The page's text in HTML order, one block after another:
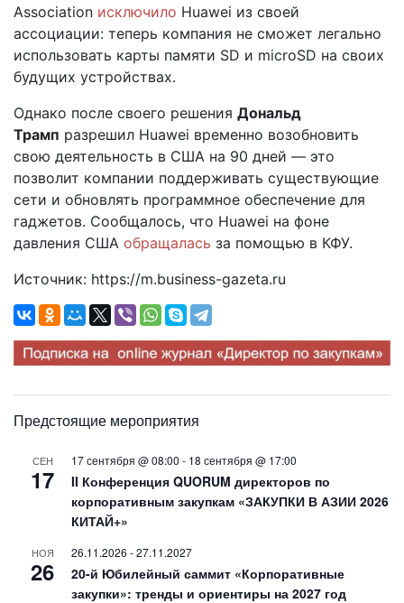
Association исключило Huawei из своей
ассоциации: теперь компания не сможет легально
использовать карты памяти SD и microSD на своих
будущих устройствах.
Однако после своего решения Дональд
Трамп разрешил Huawei временно возобновить
свою деятельность в США на 90 дней — это
позволит компании поддерживать существующие
сети и обновлять программное обеспечение для
гаджетов. Сообщалось, что Huawei на фоне
давления США обращалась за помощью в КФУ.
Источник: https://m.business-gazeta.ru
Предстоящие мероприятия
СЕН
17
17 сентября @ 08:00 - 18 сентября @ 17:00
II Конференция QUORUM директоров по
корпоративным закупкам «ЗАКУПКИ В АЗИИ 2026
КИТАЙ+»
НОЯ
26
26.11.2026 -27.11.2027
20-й Юбилейный саммит «Корпоративные
закупки»: тренды и ориентиры на 2027 год